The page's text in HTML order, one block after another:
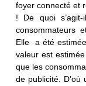
foyer connecté et
! De quoi
consommateurs
Elle a été
valeur est
que les
de publicité. D’où